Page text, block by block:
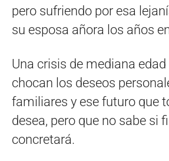
pero sufriendo por esa
su esposa añora los años
Una crisis de mediana edad
chocan los deseos
familiares y ese futuro que
desea, pero que no sabe si
concretará.